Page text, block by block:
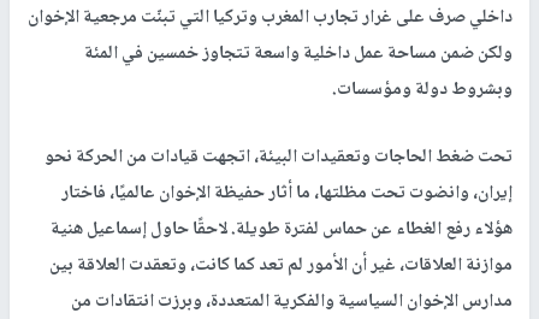
داخلي صرف على غرار تجارب المغرب وتركيا التي تبنّت مرجعية الإخوان
ولكن ضمن مساحة عمل داخلية واسعة تتجاوز خمسين في المئة
وبشروط دولة ومؤسسات.
تحت ضغط الحاجات وتعقيدات البيئة، اتجهت قيادات من الحركة نحو
إيران، وانضوت تحت مظلتها، ما أثار حفيظة الإخوان عالميًا، فاختار
هؤلاء رفع الغطاء عن حماس لفترة طويلة. لاحقًا حاول إسماعيل هنية
موازنة العلاقات، غير أن الأمور لم تعد كما كانت، وتعقدت العلاقة بين
مدارس الإخوان السياسية والفكرية المتعددة، وبرزت انتقادات من